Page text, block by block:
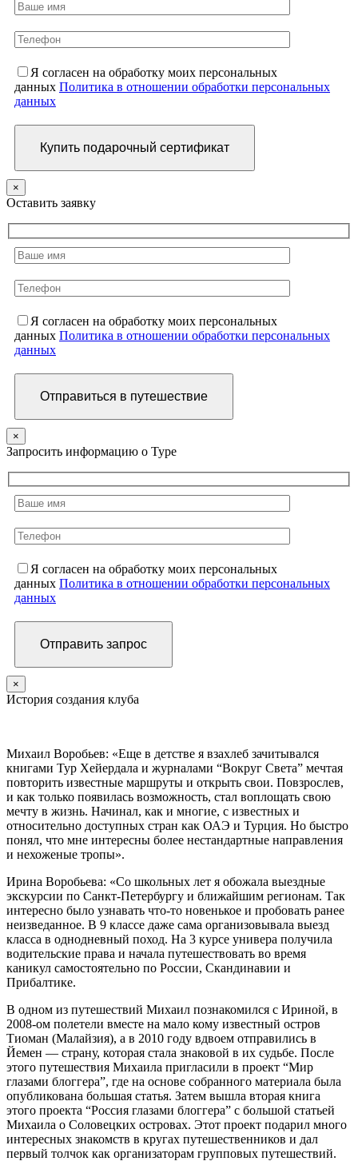
Я согласен на обработку моих персональных
данных Политика в отношении обработки персональных
данных
×
Оставить заявку
Я согласен на обработку моих персональных
данных Политика в отношении обработки персональных
данных
×
Запросить информацию о Туре
Я согласен на обработку моих персональных
данных Политика в отношении обработки персональных
данных
×
История создания клуба
Михаил Воробьев: «Еще в детстве я взахлеб зачитывался
книгами Тур Хейердала и журналами “Вокруг Света” мечтая
повторить известные маршруты и открыть свои. Повзрослев,
и как только появилась возможность, стал воплощать свою
мечту в жизнь. Начинал, как и многие, с известных и
относительно доступных стран как ОАЭ и Турция. Но быстро
понял, что мне интересны более нестандартные направления
и нехоженые тропы».
Ирина Воробьева: «Со школьных лет я обожала выездные
экскурсии по Санкт-Петербургу и ближайшим регионам. Так
интересно было узнавать что-то новенькое и пробовать ранее
неизведанное. В 9 классе даже сама организовывала выезд
класса в однодневный поход. На 3 курсе универа получила
водительские права и начала путешествовать во время
каникул самостоятельно по России, Скандинавии и
Прибалтике.
В одном из путешествий Михаил познакомился с Ириной, в
2008-ом полетели вместе на мало кому известный остров
Тиоман (Малайзия), а в 2010 году вдвоем отправились в
Йемен — страну, которая стала знаковой в их судьбе. После
этого путешествия Михаила пригласили в проект “Мир
глазами блоггера”, где на основе собранного материала была
опубликована большая статья. Затем вышла вторая книга
этого проекта “Россия глазами блоггера” с большой статьей
Михаила о Соловецких островах. Этот проект подарил много
интересных знакомств в кругах путешественников и дал
первый толчок как организаторам групповых путешествий.